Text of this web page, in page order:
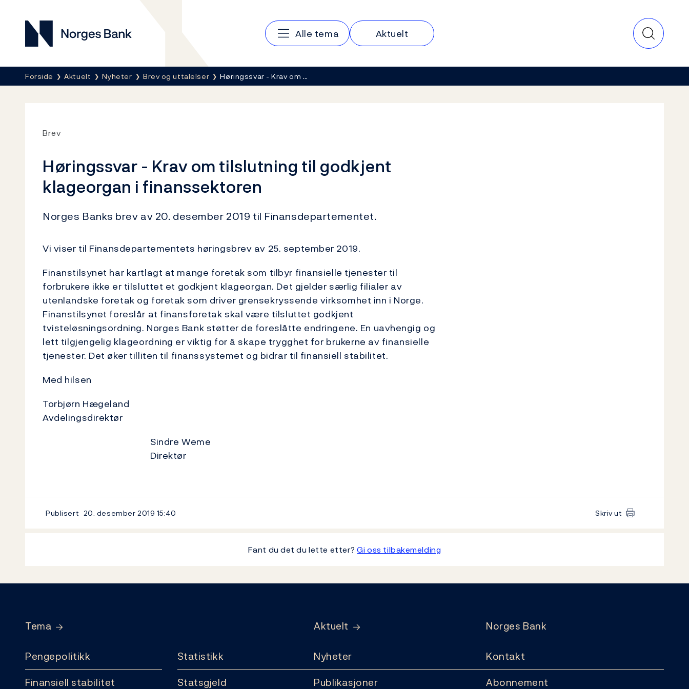
Norges Bank
Hovedmeny
Alle tema Aktuelt
Her er du nå:
Forside Aktuelt Nyheter Brev og uttalelser Høringssvar - Krav om …
Brev
Høringssvar - Krav om tilslutning til godkjent
klageorgan i finanssektoren
Norges Banks brev av 20. desember 2019 til Finansdepartementet.
Vi viser til Finansdepartementets høringsbrev av 25. september 2019.
Finanstilsynet har kartlagt at mange foretak som tilbyr finansielle tjenester til
forbrukere ikke er tilsluttet et godkjent klageorgan. Det gjelder særlig filialer av
utenlandske foretak og foretak som driver grensekryssende virksomhet inn i Norge.
Finanstilsynet foreslår at finansforetak skal være tilsluttet godkjent
tvisteløsningsordning. Norges Bank støtter de foreslåtte endringene. En uavhengig og
lett tilgjengelig klageordning er viktig for å skape trygghet for brukerne av finansielle
tjenester. Det øker tilliten til finanssystemet og bidrar til finansiell stabilitet.
Med hilsen
Torbjørn Hægeland
Avdelingsdirektør
Sindre Weme
Direktør
Publisert 20. desember 2019 15:40 Skriv ut
Fant du det du lette etter?Gi oss tilbakemelding
Tema
Pengepolitikk
Finansiell stabilitet
Statistikk
Statsgjeld
Aktuelt
Nyheter
Publikasjoner
Norges Bank
Kontakt
Abonnement